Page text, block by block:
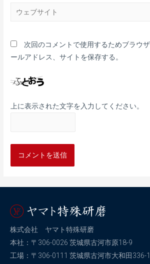
次回のコメントで使用するためブラウ
ールアドレス、サイトを保存する。
上に表示された文字を入力してください。
株式会社 ヤマト特殊研磨
本社：〒306-0026 茨城県古河市原18-9
工場：〒306-0111 茨城県古河市大和田336-1